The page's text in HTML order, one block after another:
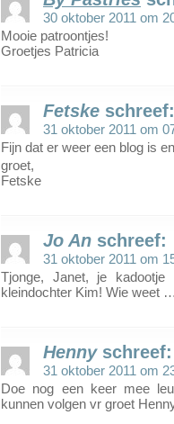
30 oktober 2011 om
Mooie patroontjes!
Groetjes Patricia
Fetske schreef:
31 oktober 2011 om
Fijn dat er weer een blog is
groet,
Fetske
Jo An schreef:
31 oktober 2011 om
Tjonge, Janet, je
kleindochter Kim! Wie weet
Henny schreef:
31 oktober 2011 om
Doe nog een keer mee
kunnen volgen vr groet